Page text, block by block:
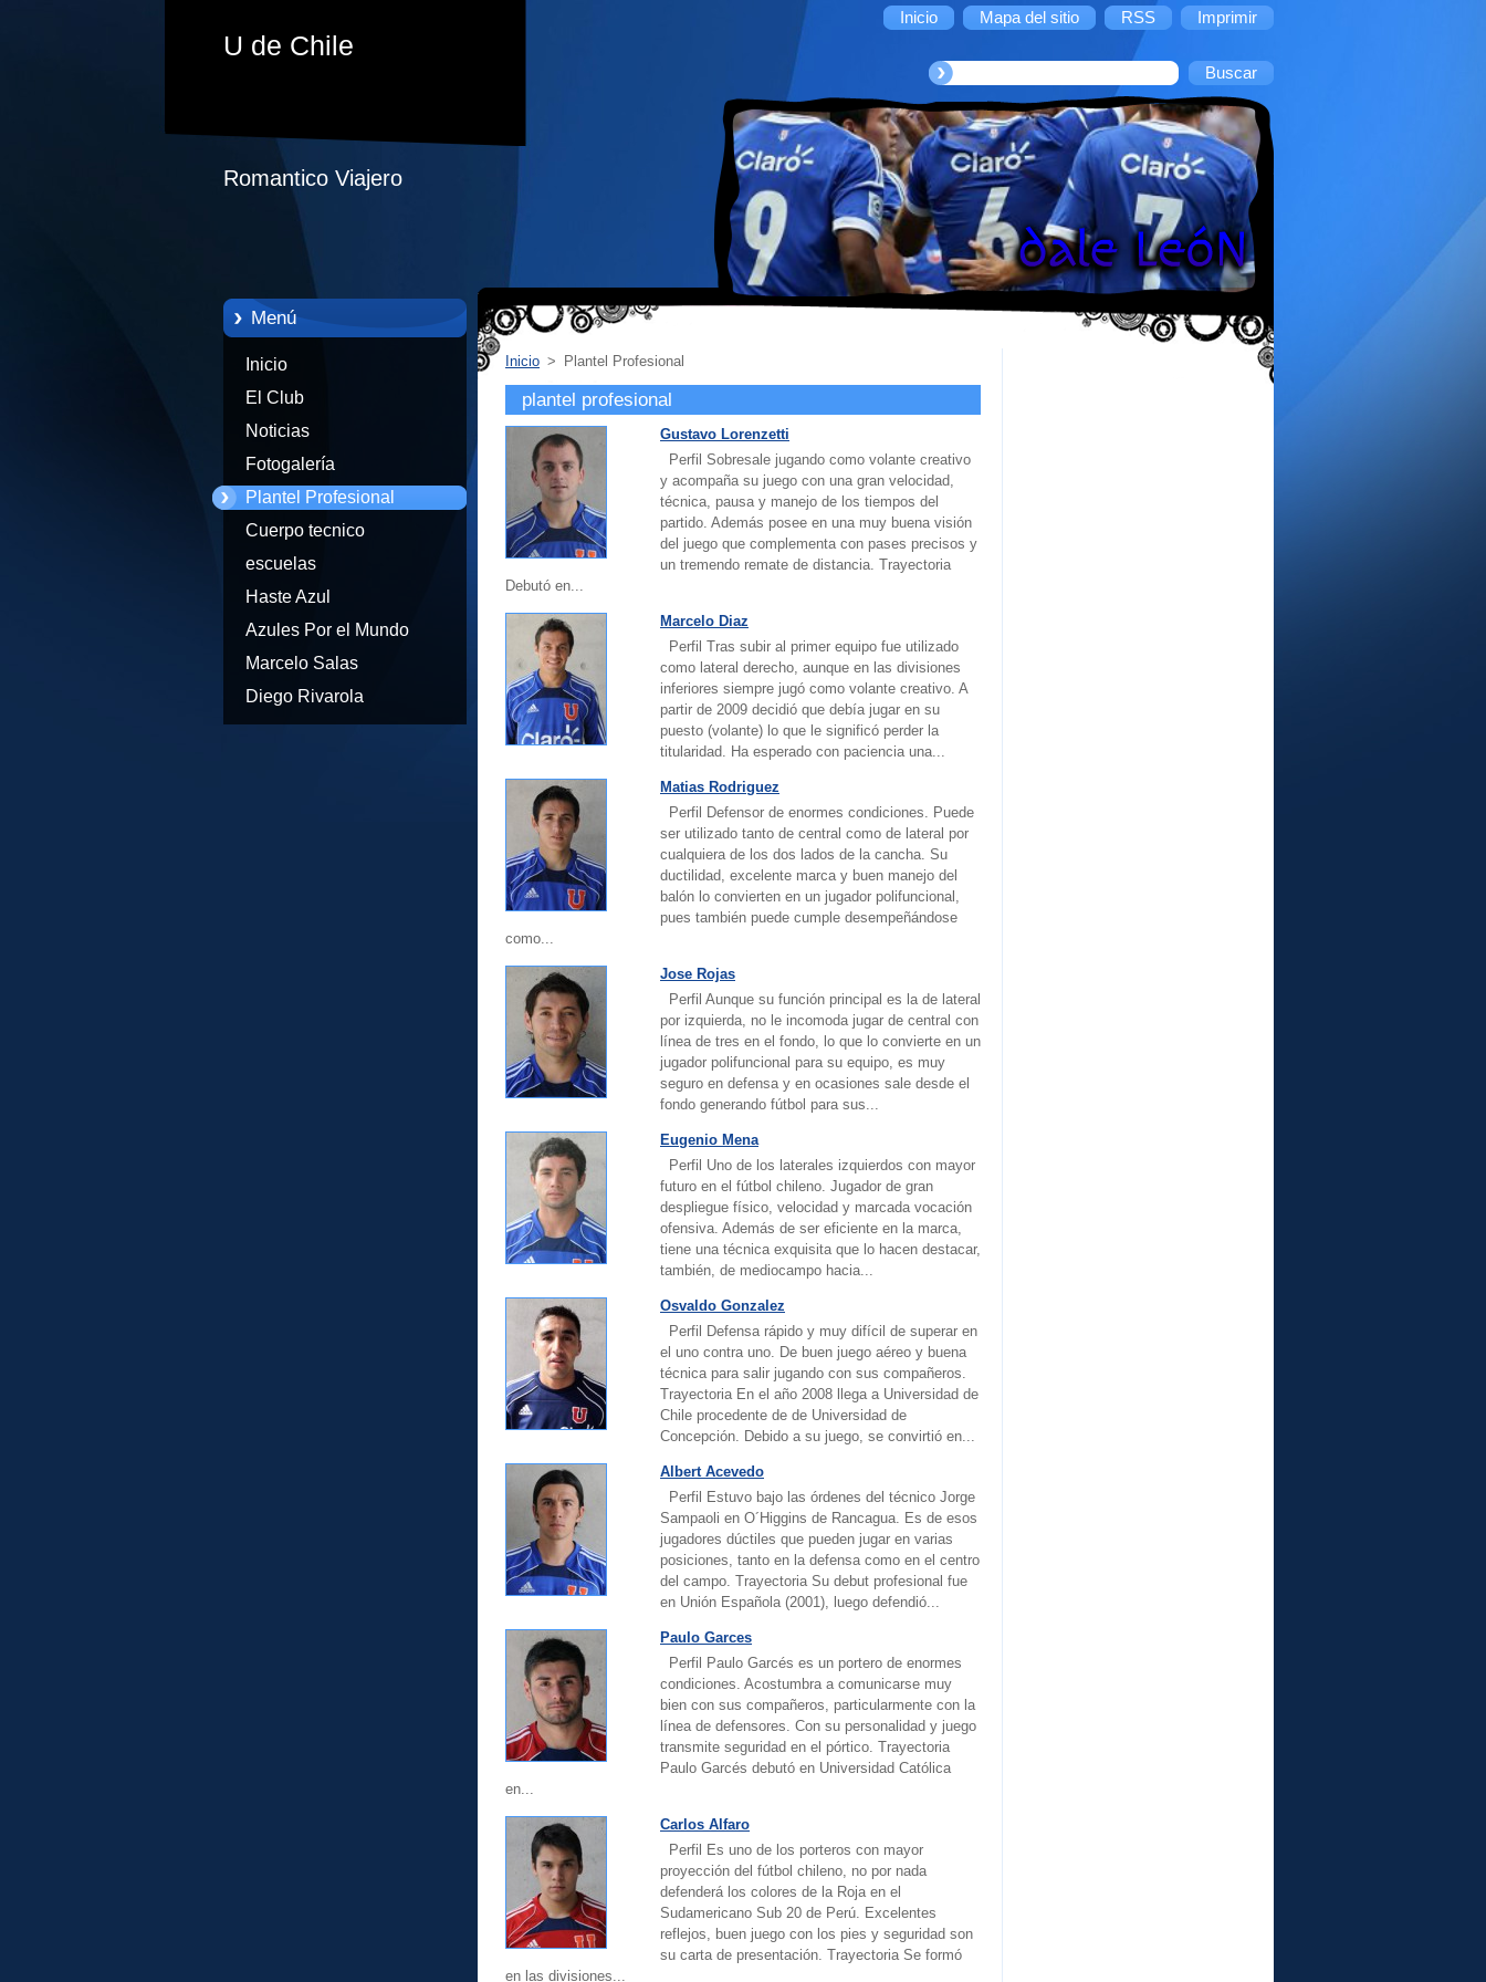
Inicio Mapa del sitio RSS Imprimir
U de Chile
Romantico Viajero
Menú
Inicio
El Club
Noticias
Fotogalería
Plantel Profesional
Cuerpo tecnico
escuelas
Haste Azul
Azules Por el Mundo
Marcelo Salas
Diego Rivarola
Inicio > Plantel Profesional
plantel profesional
Gustavo Lorenzetti
Perfil Sobresale jugando como volante creativo
y acompaña su juego con una gran velocidad,
técnica, pausa y manejo de los tiempos del
partido. Además posee en una muy buena visión
del juego que complementa con pases precisos y
un tremendo remate de distancia. Trayectoria
Debutó en...
Marcelo Diaz
Perfil Tras subir al primer equipo fue utilizado
como lateral derecho, aunque en las divisiones
inferiores siempre jugó como volante creativo. A
partir de 2009 decidió que debía jugar en su
puesto (volante) lo que le significó perder la
titularidad. Ha esperado con paciencia una...
Matias Rodriguez
Perfil Defensor de enormes condiciones. Puede
ser utilizado tanto de central como de lateral por
cualquiera de los dos lados de la cancha. Su
ductilidad, excelente marca y buen manejo del
balón lo convierten en un jugador polifuncional,
pues también puede cumple desempeñándose
como...
Jose Rojas
Perfil Aunque su función principal es la de lateral
por izquierda, no le incomoda jugar de central con
línea de tres en el fondo, lo que lo convierte en un
jugador polifuncional para su equipo, es muy
seguro en defensa y en ocasiones sale desde el
fondo generando fútbol para sus...
Eugenio Mena
Perfil Uno de los laterales izquierdos con mayor
futuro en el fútbol chileno. Jugador de gran
despliegue físico, velocidad y marcada vocación
ofensiva. Además de ser eficiente en la marca,
tiene una técnica exquisita que lo hacen destacar,
también, de mediocampo hacia...
Osvaldo Gonzalez
Perfil Defensa rápido y muy difícil de superar en
el uno contra uno. De buen juego aéreo y buena
técnica para salir jugando con sus compañeros.
Trayectoria En el año 2008 llega a Universidad de
Chile procedente de de Universidad de
Concepción. Debido a su juego, se convirtió en...
Albert Acevedo
Perfil Estuvo bajo las órdenes del técnico Jorge
Sampaoli en O´Higgins de Rancagua. Es de esos
jugadores dúctiles que pueden jugar en varias
posiciones, tanto en la defensa como en el centro
del campo. Trayectoria Su debut profesional fue
en Unión Española (2001), luego defendió...
Paulo Garces
Perfil Paulo Garcés es un portero de enormes
condiciones. Acostumbra a comunicarse muy
bien con sus compañeros, particularmente con la
línea de defensores. Con su personalidad y juego
transmite seguridad en el pórtico. Trayectoria
Paulo Garcés debutó en Universidad Católica
en...
Carlos Alfaro
Perfil Es uno de los porteros con mayor
proyección del fútbol chileno, no por nada
defenderá los colores de la Roja en el
Sudamericano Sub 20 de Perú. Excelentes
reflejos, buen juego con los pies y seguridad son
su carta de presentación. Trayectoria Se formó
en las divisiones...